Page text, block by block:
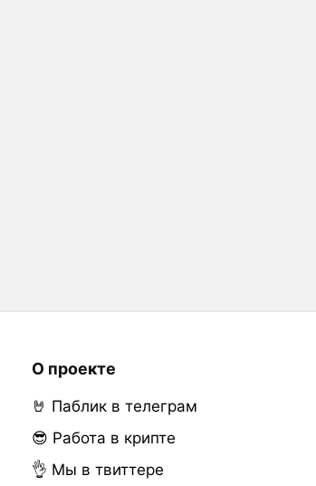
О проекте
🤘 Паблик в телеграм
😎 Работа в крипте
👌 Мы в твиттере